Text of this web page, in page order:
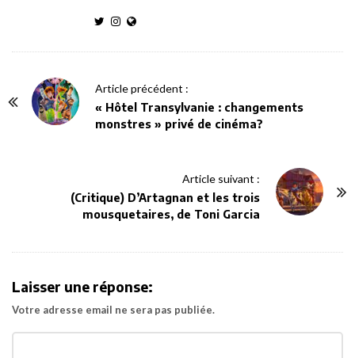
Article précédent :
« Hôtel Transylvanie : changements
monstres » privé de cinéma?
Article suivant :
(Critique) D’Artagnan et les trois
mousquetaires, de Toni Garcia
Laisser une réponse:
Votre adresse email ne sera pas publiée.